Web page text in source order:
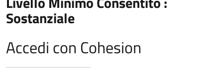
Sostanziale
Accedi con Cohesion